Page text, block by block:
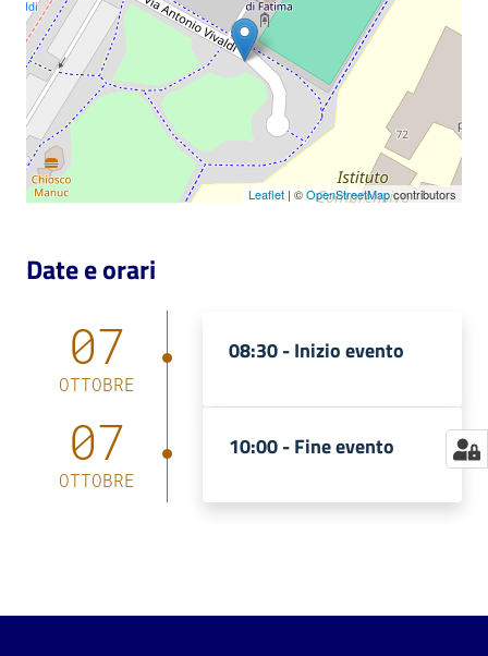
Catalogo
on line
Eventi
Chiedi al
bibliotecario
Orari
Leaflet | ©OpenStreetMapcontributors
Date e orari
07
OTTOBRE
08:30 -Inizio evento
07
OTTOBRE
10:00 -Fine evento